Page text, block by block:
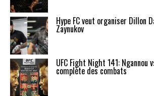
Hype FC veut organiser Dillon
Zaynukov
UFC Fight Night 141: Ngannou
complète des combats